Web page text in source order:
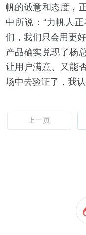
帆的诚意和态度，
中所说：“力帆人
们，我们只会用更
产品确实兑现了杨
让用户满意、又能
场中去验证了，我认
上一页